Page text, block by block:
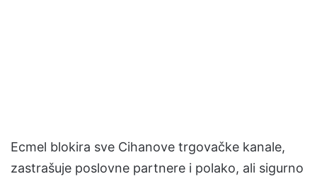
Ecmel blokira sve Cihanove trgovačke kanale,
zastrašuje poslovne partnere i polako, ali sigurno